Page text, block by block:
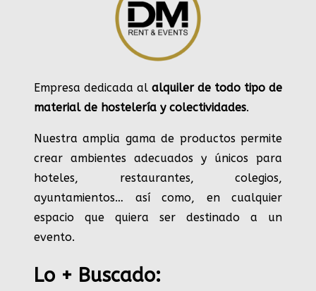
Empresa dedicada al alquiler de todo tipo de
material de hostelería y colectividades.
Nuestra amplia gama de productos permite
crear ambientes adecuados y únicos para
hoteles, restaurantes, colegios,
ayuntamientos… así como, en cualquier
espacio que quiera ser destinado a un
evento.
Lo + Buscado: